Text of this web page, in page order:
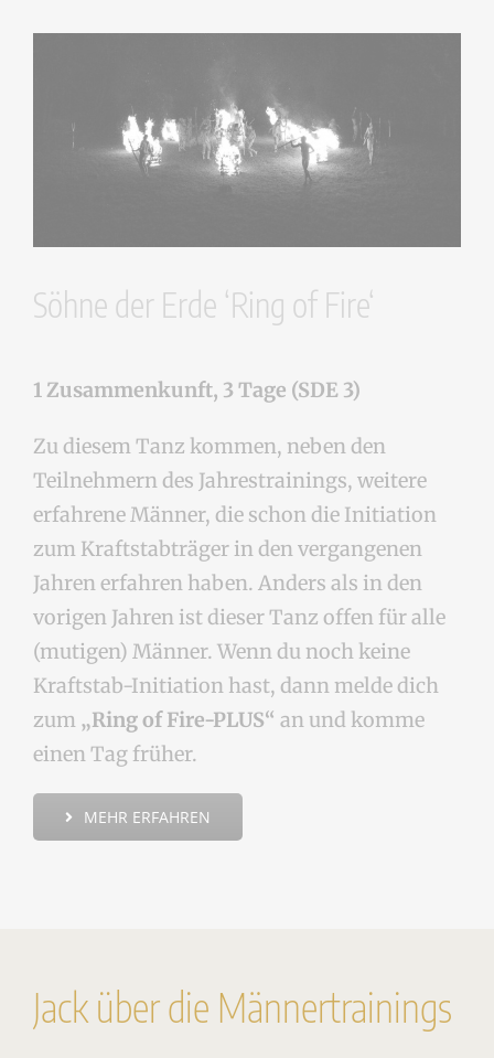
Söhne der Erde ‘Ring of Fire‘
1 Zusammenkunft, 3 Tage (SDE 3)
Zu diesem Tanz kommen, neben den
Teilnehmern des Jahrestrainings, weitere
erfahrene Männer, die schon die Initiation
zum Kraftstabträger in den vergangenen
Jahren erfahren haben. Anders als in den
vorigen Jahren ist dieser Tanz offen für alle
(mutigen) Männer. Wenn du noch keine
Kraftstab-Initiation hast, dann melde dich
zum „Ring of Fire-PLUS“ an und komme
einen Tag früher.
MEHR ERFAHREN
Jack über die Männertrainings